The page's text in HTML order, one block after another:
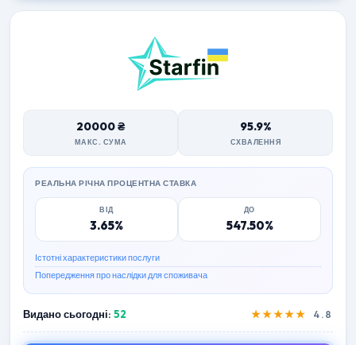
20000 ₴
МАКС. СУМА
95.9%
СХВАЛЕННЯ
РЕАЛЬНА РІЧНА ПРОЦЕНТНА СТАВКА
ВІД
3.65%
ДО
547.50%
Істотні характеристики послуги
Попередження про наслідки для споживача
Видано сьогодні: 52 ★★★★★ 4.8